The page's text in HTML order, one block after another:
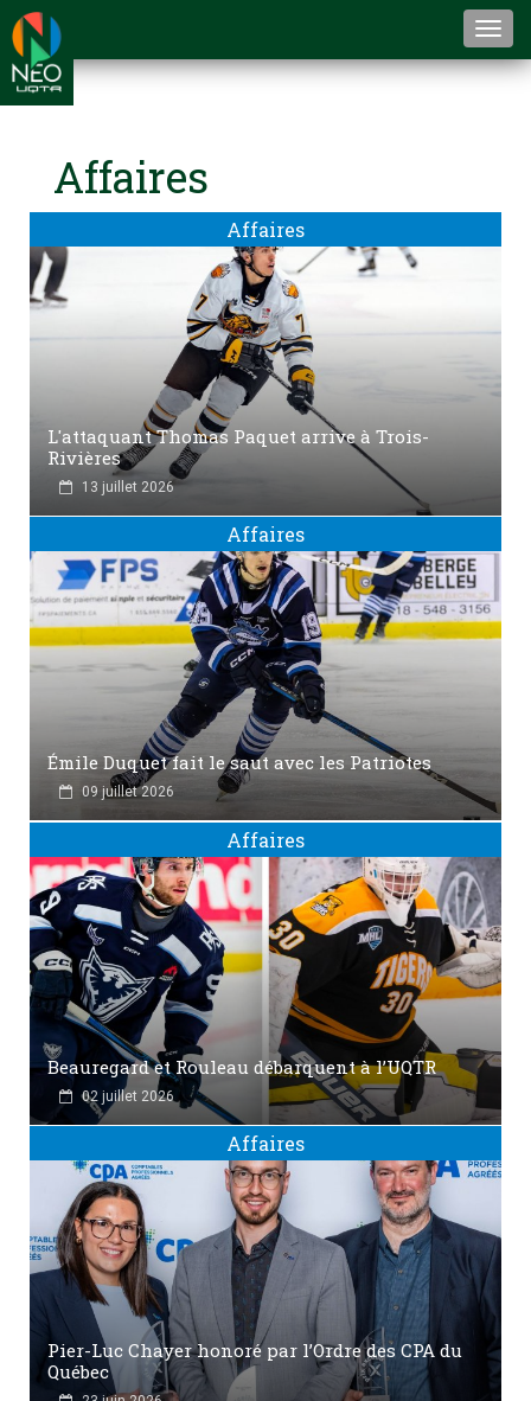
Affaires
Affaires
L'attaquant Thomas Paquet arrive à Trois-
Rivières
13 juillet 2026
Affaires
Émile Duquet fait le saut avec les Patriotes
09 juillet 2026
Affaires
Beauregard et Rouleau débarquent à l’UQTR
02 juillet 2026
Affaires
Pier-Luc Chayer honoré par l’Ordre des CPA du
Québec